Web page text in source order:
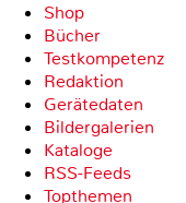
Shop
Bücher
Testkompetenz
Redaktion
Gerätedaten
Bildergalerien
Kataloge
RSS-Feeds
Topthemen